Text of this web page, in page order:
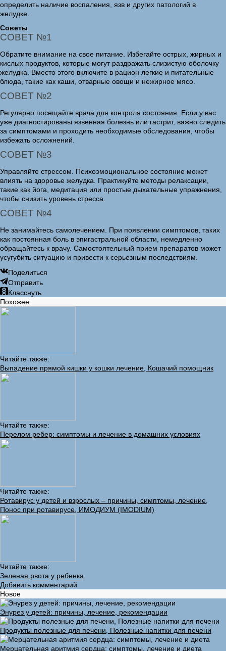
определить наличие воспаления, язв и других патологий в
желудке.
Советы
СОВЕТ №1
Обратите внимание на свое питание. Избегайте острых, жирных и
кислых продуктов, которые могут раздражать слизистую оболочку
желудка. Вместо этого включите в рацион легкие и питательные
блюда, такие как каши, отварные овощи и нежирное мясо.
СОВЕТ №2
Регулярно посещайте врача для контроля состояния. Если у вас
уже диагностированы язвенная болезнь или гастрит, важно следить
за симптомами и проходить необходимые обследования, чтобы
избежать осложнений.
СОВЕТ №3
Управляйте стрессом. Психоэмоциональное состояние может
влиять на здоровье желудка. Практикуйте методы релаксации,
такие как йога, медитация или простые дыхательные упражнения,
чтобы снизить уровень стресса.
СОВЕТ №4
Не занимайтесь самолечением. При появлении симптомов, таких
как постоянная боль в эпигастральной области, немедленно
обращайтесь к врачу. Самостоятельный прием препаратов может
усугубить ситуацию и привести к серьезным последствиям.
Поделиться
Отправить
Класснуть
Похожее
Читайте также:
Выпадение прямой кишки у кошки лечение, Кошачий помощник
Читайте также:
Перелом ребер: симптомы и лечение в домашних условиях
Читайте также:
Ротавирус у детей и взрослых – причины, симптомы, лечение,
Понос при ротавирусе, ИМОДИУМ (IMODIUM)
Читайте также:
Зеленая рвота у ребенка
Добавить комментарий
Новое
Энурез у детей: причины, лечение, рекомендации
Продукты полезные для печени, Полезные напитки для печени
Мерцательная аритмия сердца: симптомы, лечение и диета